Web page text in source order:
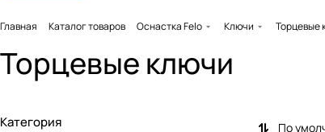
Главная Каталог товаров Оснастка Felo Ключи Торцевые
Торцевые ключи
По
Категория